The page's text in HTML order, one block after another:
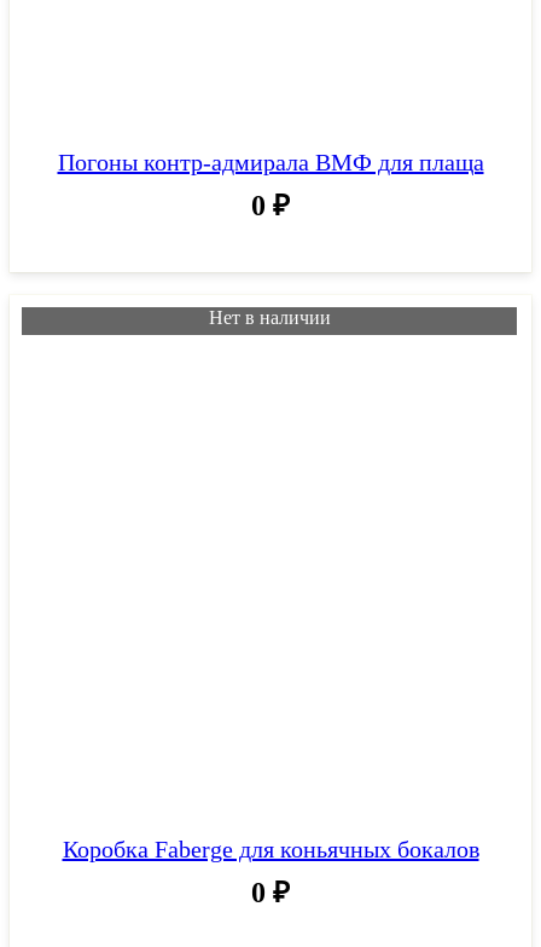
Погоны контр-адмирала ВМФ для плаща
0 ₽
Коробка Faberge для коньячных бокалов
0 ₽
Нет в наличии